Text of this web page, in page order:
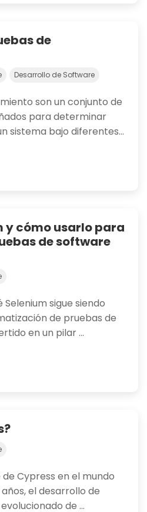
de
Desarrollo de Software
son un conjunto de
para determinar
sistema bajo diferentes...
y cómo usarlo para
de software
sigue siendo
de pruebas de
en un pilar ...
Cypress en el mundo
el desarrollo de
de ...